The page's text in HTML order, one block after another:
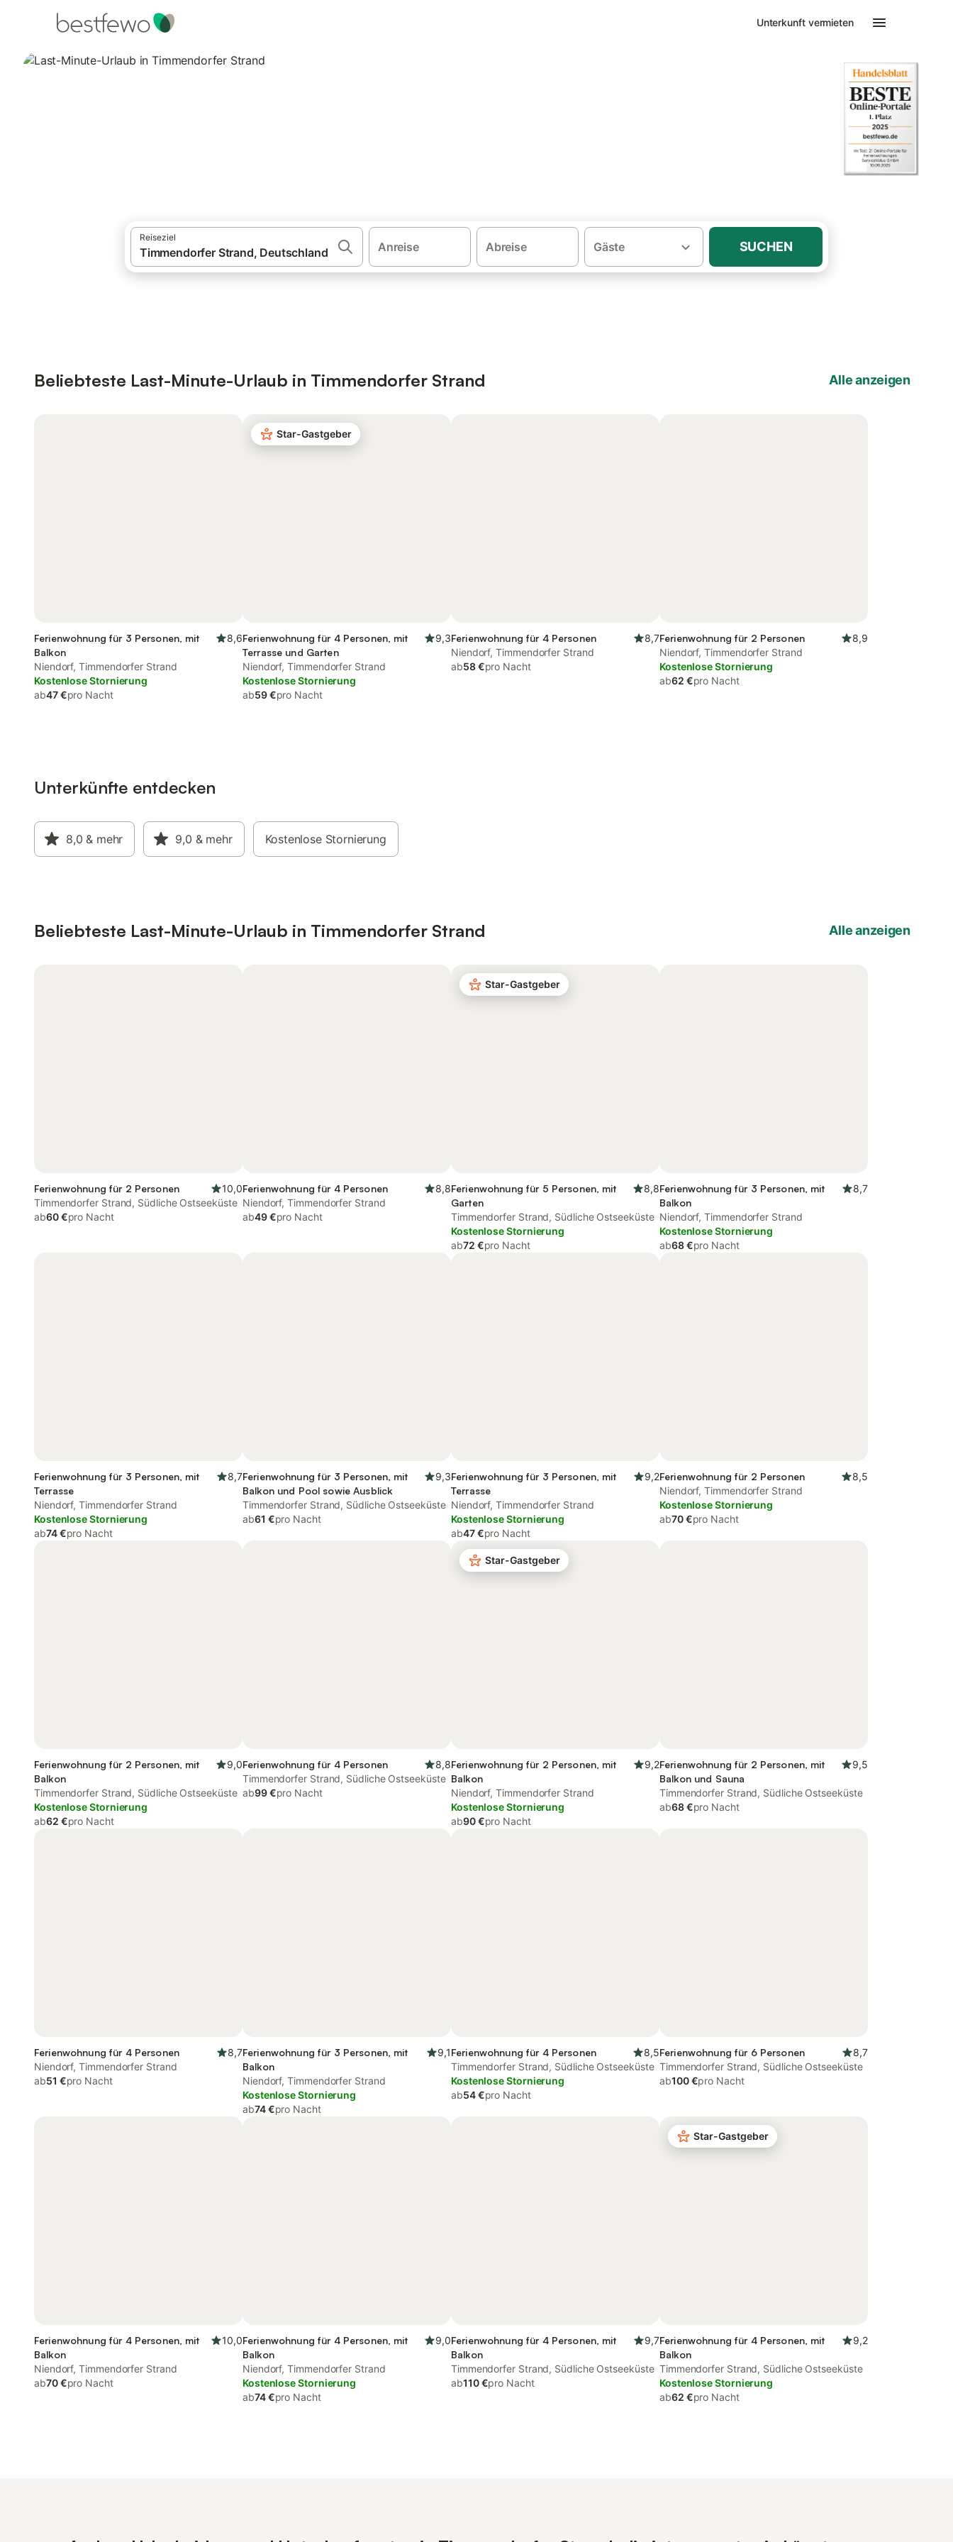
Unterkunft vermieten
Reiseziel
Anreise Abreise Gäste SUCHEN
Beliebteste Last-Minute-Urlaub in Timmendorfer Strand Alle anzeigen
Ferienwohnung für 3 Personen, mit
Balkon
8,6
Niendorf, Timmendorfer Strand
Kostenlose Stornierung
ab47 €pro Nacht
Star-Gastgeber
Ferienwohnung für 4 Personen, mit
Terrasse und Garten
9,3
Niendorf, Timmendorfer Strand
Kostenlose Stornierung
ab59 €pro Nacht
Ferienwohnung für 4 Personen
8,7
Niendorf, Timmendorfer Strand
ab58 €pro Nacht
Ferienwohnung für 2 Personen
8,9
Niendorf, Timmendorfer Strand
Kostenlose Stornierung
ab62 €pro Nacht
Unterkünfte entdecken
8,0 & mehr 9,0 & mehr Kostenlose Stornierung
Beliebteste Last-Minute-Urlaub in Timmendorfer Strand Alle anzeigen
Ferienwohnung für 2 Personen
10,0
Timmendorfer Strand, Südliche Ostseeküste
ab60 €pro Nacht
Ferienwohnung für 4 Personen
8,8
Niendorf, Timmendorfer Strand
ab49 €pro Nacht
Star-Gastgeber
Ferienwohnung für 5 Personen, mit
Garten
8,8
Timmendorfer Strand, Südliche Ostseeküste
Kostenlose Stornierung
ab72 €pro Nacht
Ferienwohnung für 3 Personen, mit
Balkon
8,7
Niendorf, Timmendorfer Strand
Kostenlose Stornierung
ab68 €pro Nacht
Ferienwohnung für 3 Personen, mit
Terrasse
8,7
Niendorf, Timmendorfer Strand
Kostenlose Stornierung
ab74 €pro Nacht
Ferienwohnung für 3 Personen, mit
Balkon und Pool sowie Ausblick
9,3
Timmendorfer Strand, Südliche Ostseeküste
ab61 €pro Nacht
Ferienwohnung für 3 Personen, mit
Terrasse
9,2
Niendorf, Timmendorfer Strand
Kostenlose Stornierung
ab47 €pro Nacht
Ferienwohnung für 2 Personen
8,5
Niendorf, Timmendorfer Strand
Kostenlose Stornierung
ab70 €pro Nacht
Ferienwohnung für 2 Personen, mit
Balkon
9,0
Timmendorfer Strand, Südliche Ostseeküste
Kostenlose Stornierung
ab62 €pro Nacht
Ferienwohnung für 4 Personen
8,8
Timmendorfer Strand, Südliche Ostseeküste
ab99 €pro Nacht
Star-Gastgeber
Ferienwohnung für 2 Personen, mit
Balkon
9,2
Niendorf, Timmendorfer Strand
Kostenlose Stornierung
ab90 €pro Nacht
Ferienwohnung für 2 Personen, mit
Balkon und Sauna
9,5
Timmendorfer Strand, Südliche Ostseeküste
ab68 €pro Nacht
Ferienwohnung für 4 Personen
8,7
Niendorf, Timmendorfer Strand
ab51 €pro Nacht
Ferienwohnung für 3 Personen, mit
Balkon
9,1
Niendorf, Timmendorfer Strand
Kostenlose Stornierung
ab74 €pro Nacht
Ferienwohnung für 4 Personen
8,5
Timmendorfer Strand, Südliche Ostseeküste
Kostenlose Stornierung
ab54 €pro Nacht
Ferienwohnung für 6 Personen
8,7
Timmendorfer Strand, Südliche Ostseeküste
ab100 €pro Nacht
Ferienwohnung für 4 Personen, mit
Balkon
10,0
Niendorf, Timmendorfer Strand
ab70 €pro Nacht
Ferienwohnung für 4 Personen, mit
Balkon
9,0
Niendorf, Timmendorfer Strand
Kostenlose Stornierung
ab74 €pro Nacht
Ferienwohnung für 4 Personen, mit
Balkon
9,7
Timmendorfer Strand, Südliche Ostseeküste
ab110 €pro Nacht
Star-Gastgeber
Ferienwohnung für 4 Personen, mit
Balkon
9,2
Timmendorfer Strand, Südliche Ostseeküste
Kostenlose Stornierung
ab62 €pro Nacht